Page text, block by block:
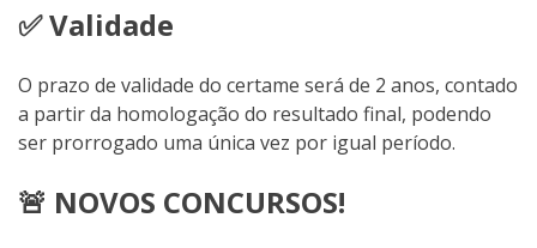
✅ Validade
O prazo de validade do certame será de 2 anos, contado
a partir da homologação do resultado final, podendo
ser prorrogado uma única vez por igual período.
🚨 NOVOS CONCURSOS!